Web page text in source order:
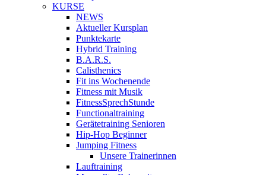
KURSE
NEWS
Aktueller Kursplan
Punktekarte
Hybrid Training
B.A.R.S.
Calisthenics
Fit ins Wochenende
Fitness mit Musik
FitnessSprechStunde
Functionaltraining
Gerätetraining Senioren
Hip-Hop Beginner
Jumping Fitness
Unsere Trainerinnen
Lauftraining